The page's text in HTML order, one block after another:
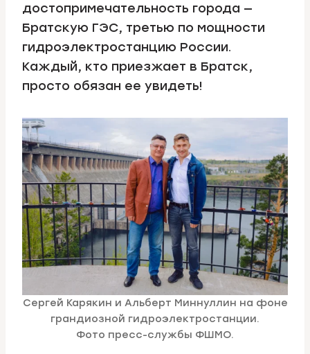
достопримечательность города —
Братскую ГЭС, третью по мощности
гидроэлектростанцию России.
Каждый, кто приезжает в Братск,
просто обязан ее увидеть!
Сергей Карякин и Альберт Миннуллин на фоне
грандиозной гидроэлектростанции.
Фото пресс-службы ФШМО.